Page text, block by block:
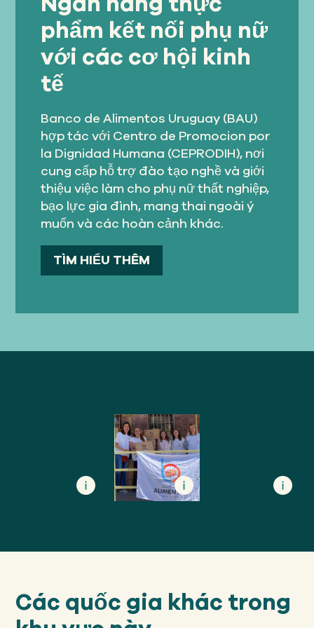
phẩm kết nối phụ nữ
với các cơ hội kinh
tế
Banco de Alimentos Uruguay (BAU)
hợp tác với Centro de Promocion por
la Dignidad Humana (CEPRODIH), nơi
cung cấp hỗ trợ đào tạo nghề và giới
thiệu việc làm cho phụ nữ thất nghiệp,
bạo lực gia đình, mang thai ngoài ý
muốn và các hoàn cảnh khác.
TÌM HIỂU THÊM
Các quốc gia khác trong